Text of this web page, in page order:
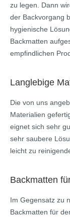
zu legen. Dann
der Backvorgang
hygienische
Backmatten
empfindlichen
Langlebige
Die von uns
Materialien
eignet sich sehr
sehr saubere
leicht zu
Backmatten
Im Gegensatz zu
Backmatten für